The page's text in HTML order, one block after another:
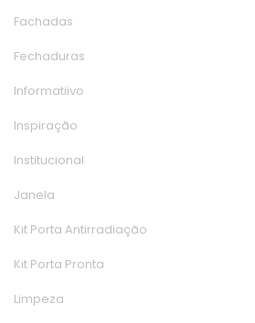
Fachada
Fechadura
Informatiivo
Inspiração
Institucional
Janela
Kit Porta Antirradiação
Kit Porta Pronta
Limpeza